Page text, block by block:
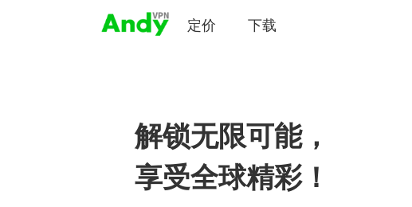
定价 下载
解锁无限可能，
享受全球精彩！